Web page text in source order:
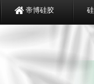
帝博硅胶